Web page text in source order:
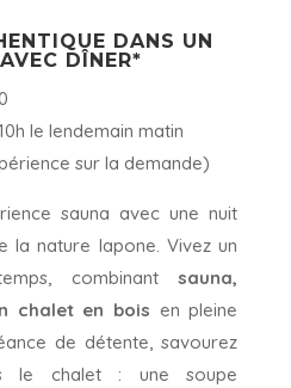
DANS UN
DÎNER*
le lendemain matin
sur la demande)
sauna avec une nuit
la nature lapone. Vivez un
combinantsauna,
chalet en bois en pleine
de détente, savourez
le chalet : une soupe